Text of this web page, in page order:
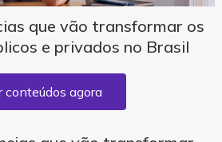
que vão transformar os
e privados no Brasil
conteúdos agora